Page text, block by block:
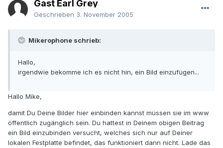
Gast Earl Grey
Geschrieben 3. November 2005
Mikerophone schrieb:
Hallo,
irgendwie bekomme ich es nicht hin, ein Bild einzufügen...
Hallo Mike,
damit Du Deine Bilder hier einbinden kannst müssen sie im www
öffentlich zugänglich sein. Du hattest in Deinem obigen Beitrag
ein Bild einzubinden versucht, welches sich nur auf Deiner
lokalen Festplatte befindet, das funktioniert dann nicht. Lade das